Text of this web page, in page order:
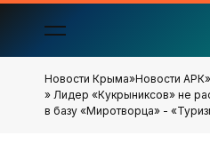
Новости Крыма»Новости АРК»
» Лидер «Кукрыниксов» не
в базу «Миротворца» -